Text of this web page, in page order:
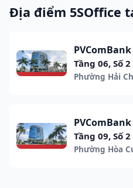
Địa điểm 5SOffice
Tầng 06, Số
Phường Hải
Tầng 09, Số
Phường Hòa